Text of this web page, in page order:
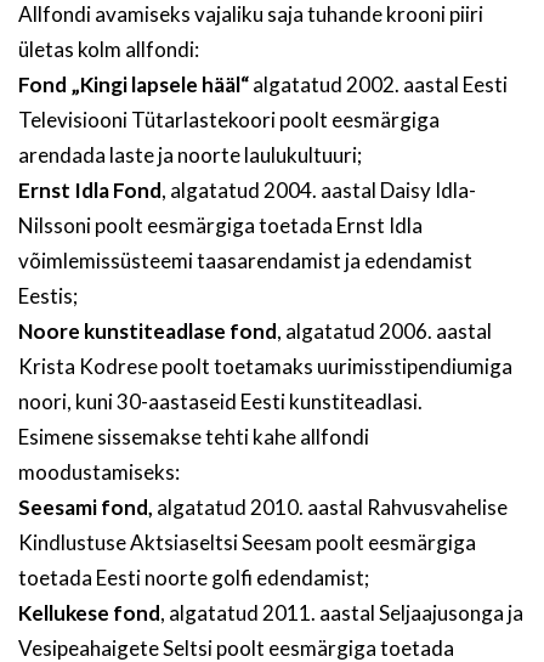
Allfondi avamiseks vajaliku saja tuhande krooni piiri
ületas kolm allfondi:
Fond „Kingi lapsele hääl“algatatud 2002. aastal Eesti
Televisiooni Tütarlastekoori poolt eesmärgiga
arendada laste ja noorte laulukultuuri;
Ernst Idla Fond, algatatud 2004. aastal Daisy Idla-
Nilssoni poolt eesmärgiga toetada Ernst Idla
võimlemissüsteemi taasarendamist ja edendamist
Eestis;
Noore kunstiteadlase fond, algatatud 2006. aastal
Krista Kodrese poolt toetamaks uurimisstipendiumiga
noori, kuni 30-aastaseid Eesti kunstiteadlasi.
Esimene sissemakse tehti kahe allfondi
moodustamiseks:
Seesami fond, algatatud 2010. aastal Rahvusvahelise
Kindlustuse Aktsiaseltsi Seesam poolt eesmärgiga
toetada Eesti noorte golfi edendamist;
Kellukese fond, algatatud 2011. aastal Seljaajusonga ja
Vesipeahaigete Seltsi poolt eesmärgiga toetada